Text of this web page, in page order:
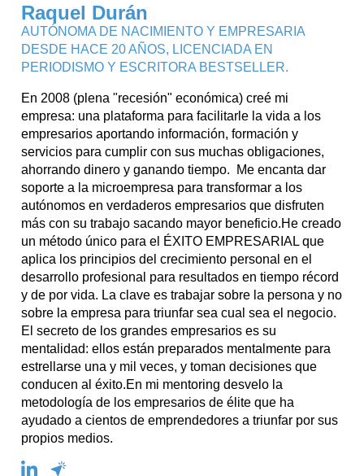
Raquel Durán
AUTÓNOMA DE NACIMIENTO Y EMPRESARIA
DESDE HACE 20 AÑOS, LICENCIADA EN
PERIODISMO Y ESCRITORA BESTSELLER.
En 2008 (plena "recesión" económica) creé mi
empresa: una plataforma para facilitarle la vida a los
empresarios aportando información, formación y
servicios para cumplir con sus muchas obligaciones,
ahorrando dinero y ganando tiempo. Me encanta dar
soporte a la microempresa para transformar a los
autónomos en verdaderos empresarios que disfruten
más con su trabajo sacando mayor beneficio.He creado
un método único para el ÉXITO EMPRESARIAL que
aplica los principios del crecimiento personal en el
desarrollo profesional para resultados en tiempo récord
y de por vida. La clave es trabajar sobre la persona y no
sobre la empresa para triunfar sea cual sea el negocio.
El secreto de los grandes empresarios es su
mentalidad: ellos están preparados mentalmente para
estrellarse una y mil veces, y toman decisiones que
conducen al éxito.En mi mentoring desvelo la
metodología de los empresarios de élite que ha
ayudado a cientos de emprendedores a triunfar por sus
propios medios.